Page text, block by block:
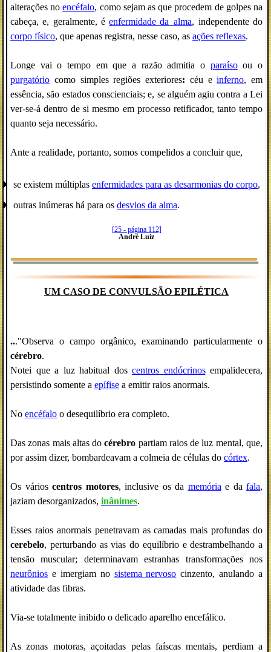
alterações noencéfalo, como sejam as que procedem de golpes na
cabeça, e, geralmente, éenfermidade da_alma, independente do
corpo físico, que apenas registra, nesse caso, as ações reflexas.
Longe vai o tempo em que a razão admitia o paraísoou o
purgatório como simples regiões exteriores: céu einferno, em
essência, são estados conscienciais; e, se alguém agiu contra a Lei
ver-se-á dentro de si mesmo em processo retificador, tanto tempo
quanto seja necessário.
Ante a realidade, portanto, somos compelidos a concluir que,
se existem múltiplas enfermidades para as desarmonias do corpo,
outras inúmeras há para os desvios da alma.
[25 - página 112]
André Luiz
UM CASO DE CONVULSÃO EPILÉTICA
..."Observa o campo orgânico, examinando particularmente o
cérebro.
Notei que a luz habitual dos centros endócrinosempalidecera,
persistindo somente a epífise a emitir raios anormais.
No encéfalo o desequilíbrio era completo.
Das zonas mais altas docérebro partiam raios de luz mental, que,
por assim dizer, bombardeavam a colmeia de células do córtex.
Os vários centros motores, inclusive os da memória e da fala,
jaziam desorganizados, inânimes.
Esses raios anormais penetravam as camadas mais profundas do
cerebelo, perturbando as vias do equilíbrio e destrambelhando a
tensão muscular; determinavam estranhas transformações nos
neurônios e imergiam no sistema nervoso cinzento, anulando a
atividade das fibras.
Via-se totalmente inibido o delicado aparelho encefálico.
As zonas motoras, açoitadas pelas faíscas mentais, perdiam a